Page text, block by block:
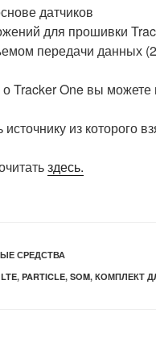
датчиков
для прошивки
передачи данных
Tracker One вы можете
из которого
здесь.
СРЕДСТВА
LTE, PARTICLE, SOM, КОМПЛЕКТ